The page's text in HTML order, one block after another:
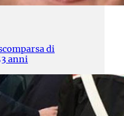
di
anni